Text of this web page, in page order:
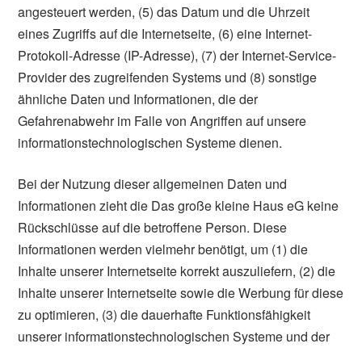
angesteuert werden, (5) das Datum und die Uhrzeit
eines Zugriffs auf die Internetseite, (6) eine Internet-
Protokoll-Adresse (IP-Adresse), (7) der Internet-Service-
Provider des zugreifenden Systems und (8) sonstige
ähnliche Daten und Informationen, die der
Gefahrenabwehr im Falle von Angriffen auf unsere
informationstechnologischen Systeme dienen.
Bei der Nutzung dieser allgemeinen Daten und
Informationen zieht die Das große kleine Haus eG keine
Rückschlüsse auf die betroffene Person. Diese
Informationen werden vielmehr benötigt, um (1) die
Inhalte unserer Internetseite korrekt auszuliefern, (2) die
Inhalte unserer Internetseite sowie die Werbung für diese
zu optimieren, (3) die dauerhafte Funktionsfähigkeit
unserer informationstechnologischen Systeme und der